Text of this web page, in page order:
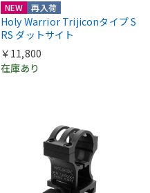
NEW 再入荷
Holy Warrior Trijiconタイプ S
RS ダットサイト
￥11,800
在庫あり